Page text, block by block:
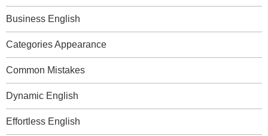
Business English
Categories Appearance
Common Mistakes
Dynamic English
Effortless English